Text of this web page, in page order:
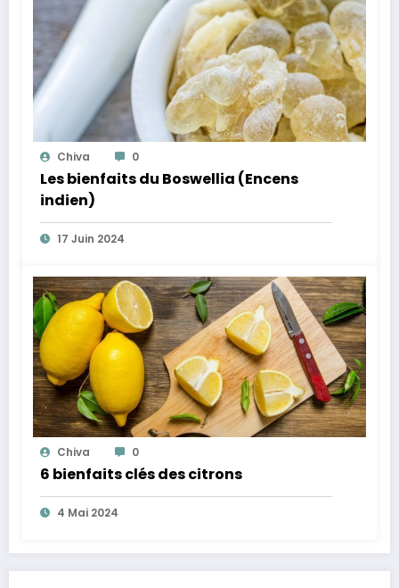
Chiva 0
Les bienfaits du Boswellia (Encens
indien)
17 Juin 2024
Chiva 0
6 bienfaits clés des citrons
4 Mai 2024